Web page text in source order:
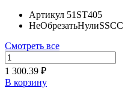
Артикул 51ST405
НеОбрезатьНулиSSCC
Смотреть все
1 300.39 ₽
В корзину